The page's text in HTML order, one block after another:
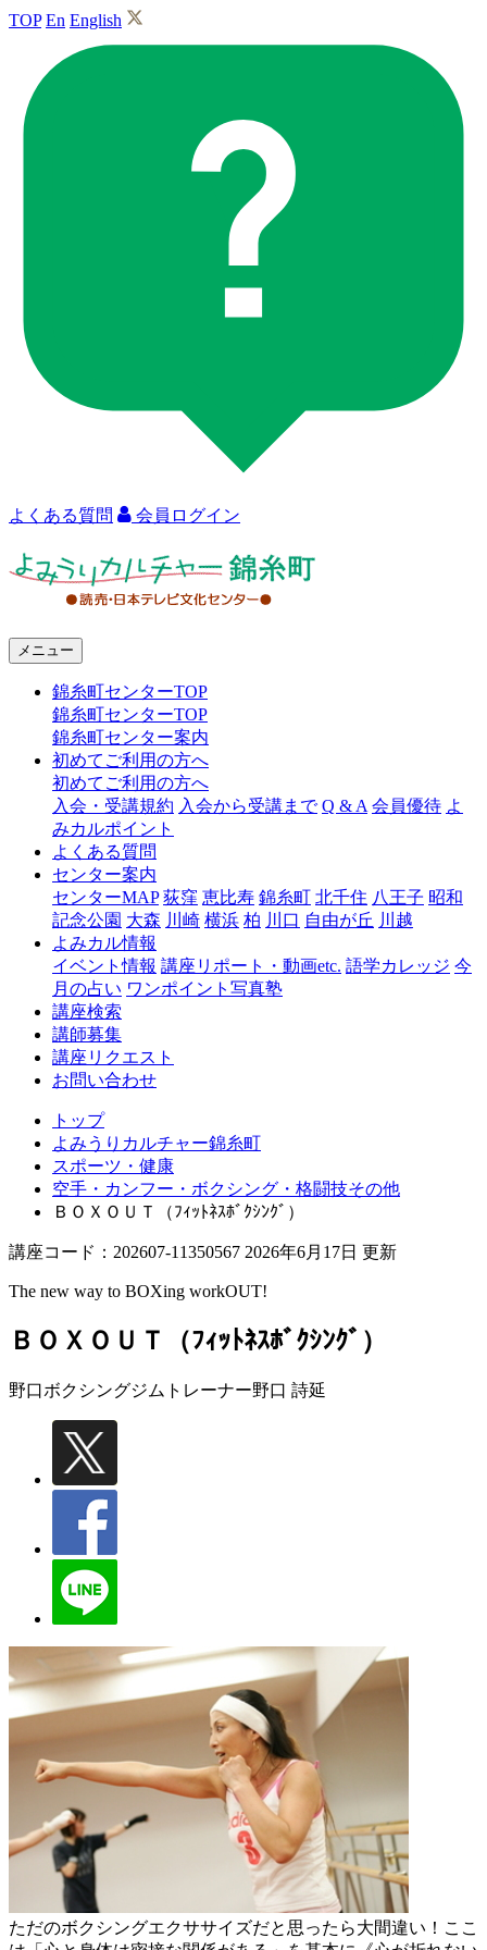
TOP En English
よくある質問 会員ログイン
ャ
糸
メニュー
錦糸町センターTOP
錦糸町センターTOP
錦糸町センター案内
初めてご利用の方へ
初めてご利用の方へ
入会・受講規約 入会から受講まで Q & A 会員優待 よ
みカルポイント
よくある質問
センター案内
センターMAP 荻窪 恵比寿 錦糸町 北千住 八王子 昭和
記念公園 大森 川崎 横浜 柏 川口 自由が丘 川越
よみカル情報
イベント情報 講座リポート・動画etc. 語学カレッジ 今
月の占い ワンポイント写真塾
講座検索
講師募集
講座リクエスト
お問い合わせ
トップ
よみうりカルチャー錦糸町
スポーツ・健康
空手・カンフー・ボクシング・格闘技その他
ＢＯＸＯＵＴ（ﾌｨｯﾄﾈｽﾎﾞｸｼﾝｸﾞ）
講座コード：202607-11350567 2026年6月17日 更新
The new way to BOXing workOUT!
ＢＯＸＯＵＴ（ﾌｨｯﾄﾈｽﾎﾞｸｼﾝｸﾞ）
野口ボクシングジムトレーナー野口 詩延
ただのボクシングエクササイズだと思ったら大間違い！ここ